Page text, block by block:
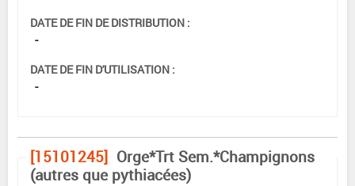
DATE DE FIN DE DISTRIBUTION :
-
DATE DE FIN D'UTILISATION :
-
[15101245] Orge*Trt Sem.*Champignons
(autres que pythiacées)